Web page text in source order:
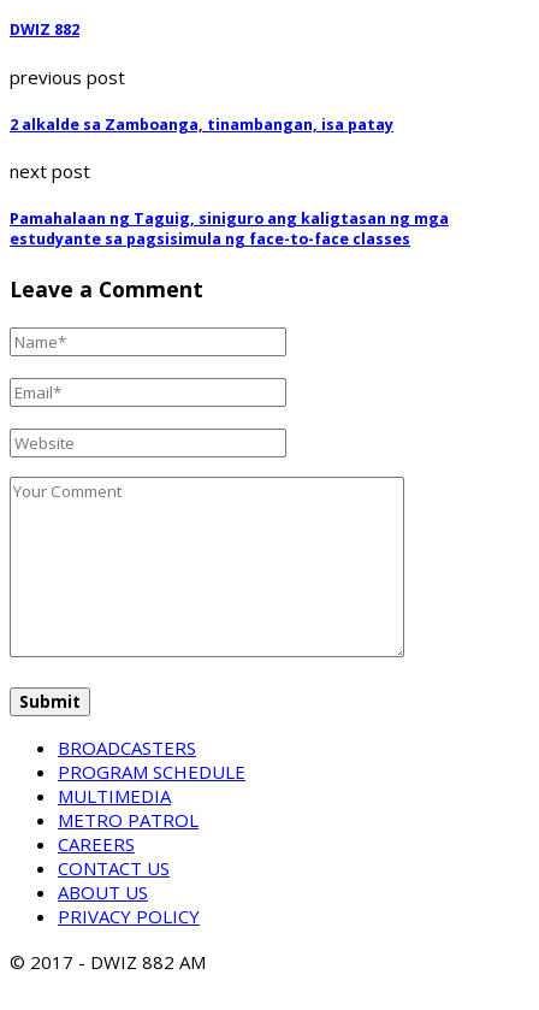
DWIZ 882
previous post
2 alkalde sa Zamboanga, tinambangan, isa patay
next post
Pamahalaan ng Taguig, siniguro ang kaligtasan ng mga
estudyante sa pagsisimula ng face-to-face classes
Leave a Comment
BROADCASTERS
PROGRAM SCHEDULE
MULTIMEDIA
METRO PATROL
CAREERS
CONTACT US
ABOUT US
PRIVACY POLICY
© 2017 - DWIZ 882 AM